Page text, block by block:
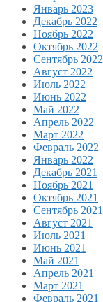
Январь 2023
Декабрь 2022
Ноябрь 2022
Октябрь 2022
Сентябрь 2022
Август 2022
Июль 2022
Июнь 2022
Май 2022
Апрель 2022
Март 2022
Февраль 2022
Январь 2022
Декабрь 2021
Ноябрь 2021
Октябрь 2021
Сентябрь 2021
Август 2021
Июль 2021
Июнь 2021
Май 2021
Апрель 2021
Март 2021
Февраль 2021